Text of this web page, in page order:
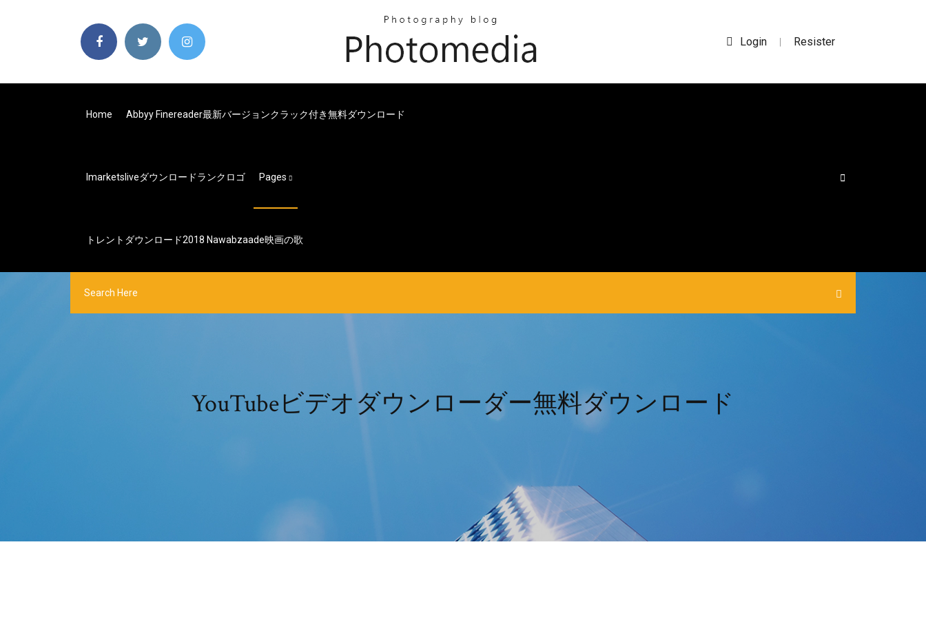
Login | Resister
Home Abbyy Finereader最新バージョンクラック付き無料ダウンロード
Imarketsliveダウンロードランクロゴ Pages
トレントダウンロード2018 Nawabzaade映画の歌
YouTubeビデオダウンローダー無料ダウンロード